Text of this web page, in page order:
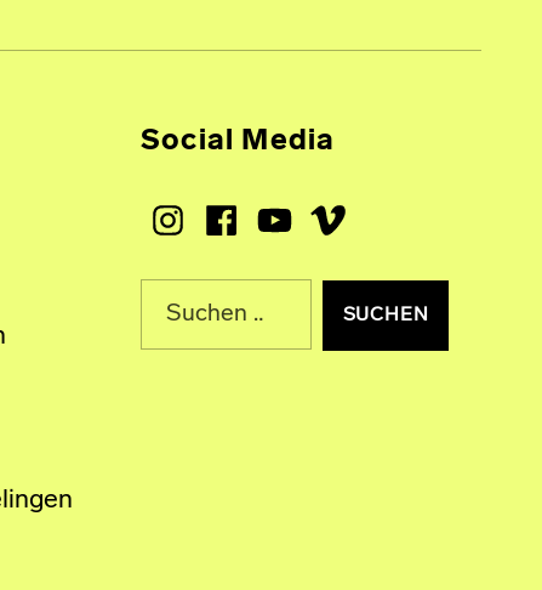
Social Media
InstagramFacebookYoutubeVimeo
Suche nach: